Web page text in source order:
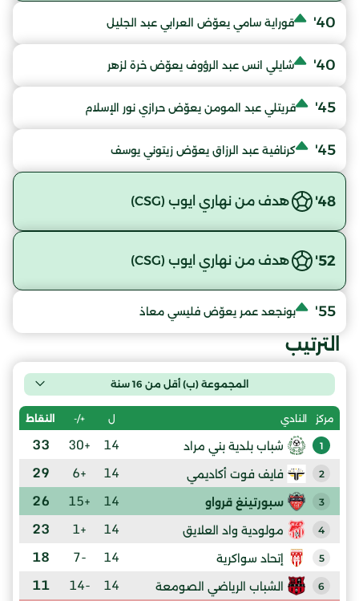
40' قوراية سامي يعوّض العرابي عبد الجليل
40' شايلي انس عبد الرؤوف يعوّض خرة لزهر
45' قريتلي عبد المومن يعوّض حرازي نور الإسلام
45' كرنافية عبد الرزاق يعوّض زيتوني يوسف
48' هدف من نهاري ايوب (CSG)
52' هدف من نهاري ايوب (CSG)
55' بونجعد عمر يعوّض فليسي معاذ
الترتيب
المجموعة (ب) أقل من 16 سنة
مركز النادي ل +/- النقاط
1 شباب بلدية بني مراد 14
+30
33
2 فايف فوت أكاديمي 14
+6
29
3 سبورتينغ قرواو 14
+15
26
4 مولودية واد العلايق 14
+1
23
5 إتحاد سواكرية 14
-7
18
6 الشباب الرياضي الصومعة 14
-14
11